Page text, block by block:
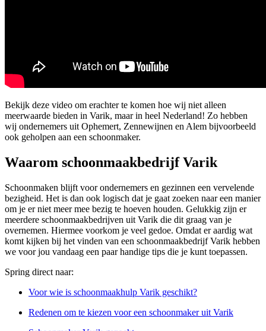
Bekijk deze video om erachter te komen hoe wij niet alleen
meerwaarde bieden in Varik, maar in heel Nederland! Zo hebben
wij ondernemers uit Ophemert, Zennewijnen en Alem bijvoorbeeld
ook geholpen aan een schoonmaker.
Waarom schoonmaakbedrijf Varik
Schoonmaken blijft voor ondernemers en gezinnen een vervelende
bezigheid. Het is dan ook logisch dat je gaat zoeken naar een manier
om je er niet meer mee bezig te hoeven houden. Gelukkig zijn er
meerdere schoonmaakbedrijven uit Varik die dit graag van je
overnemen. Hiermee voorkom je veel gedoe. Omdat er aardig wat
komt kijken bij het vinden van een schoonmaakbedrijf Varik hebben
we voor jou vandaag een paar handige tips die je kunt toepassen.
Spring direct naar:
Voor wie is schoonmaakhulp Varik geschikt?
Redenen om te kiezen voor een schoonmaker uit Varik